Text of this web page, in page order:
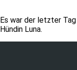
Es war der letzter Tag
Hündin Luna.